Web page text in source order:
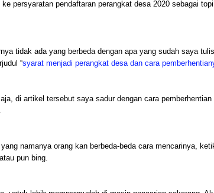
ke persyaratan pendaftaran perangkat desa 2020 sebagai
tidak ada yang berbeda dengan apa yang sudah saya
“syarat menjadi perangkat desa dan cara
di artikel tersebut saya sadur dengan cara
yang namanya orang kan berbeda-beda cara mencarinya,
pun bing.